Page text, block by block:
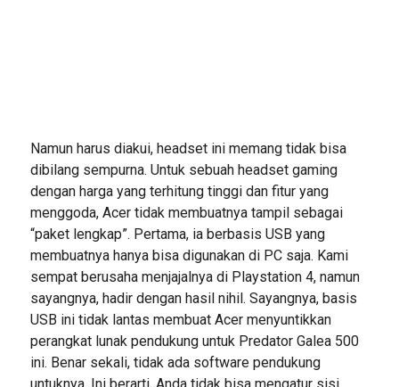
Namun harus diakui, headset ini memang tidak bisa
dibilang sempurna. Untuk sebuah headset gaming
dengan harga yang terhitung tinggi dan fitur yang
menggoda, Acer tidak membuatnya tampil sebagai
“paket lengkap”. Pertama, ia berbasis USB yang
membuatnya hanya bisa digunakan di PC saja. Kami
sempat berusaha menjajalnya di Playstation 4, namun
sayangnya, hadir dengan hasil nihil. Sayangnya, basis
USB ini tidak lantas membuat Acer menyuntikkan
perangkat lunak pendukung untuk Predator Galea 500
ini. Benar sekali, tidak ada software pendukung